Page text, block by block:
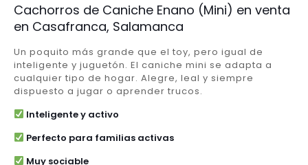
Cachorros de Caniche Enano (Mini) en venta
en Casafranca, Salamanca
Un poquito más grande que el toy, pero igual de
inteligente y juguetón. El caniche mini se adapta a
cualquier tipo de hogar. Alegre, leal y siempre
dispuesto a jugar o aprender trucos.
Inteligente y activo
Perfecto para familias activas
Muy sociable